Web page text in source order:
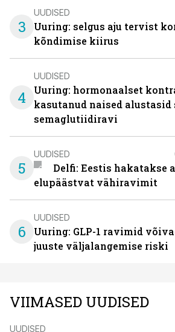
3
UUDISED
Uuring: selgus aju tervist
kõndimise kiirus
4
UUDISED
Uuring: hormonaalset
kasutanud naised alustasid
semaglutiidiravi
5
UUDISED
Delfi: Eestis hakatakse
elupäästvat vähiravimit
6
UUDISED
Uuring: GLP-1 ravimid
juuste väljalangemise riski
VIIMASED UUDISED
UUDISED